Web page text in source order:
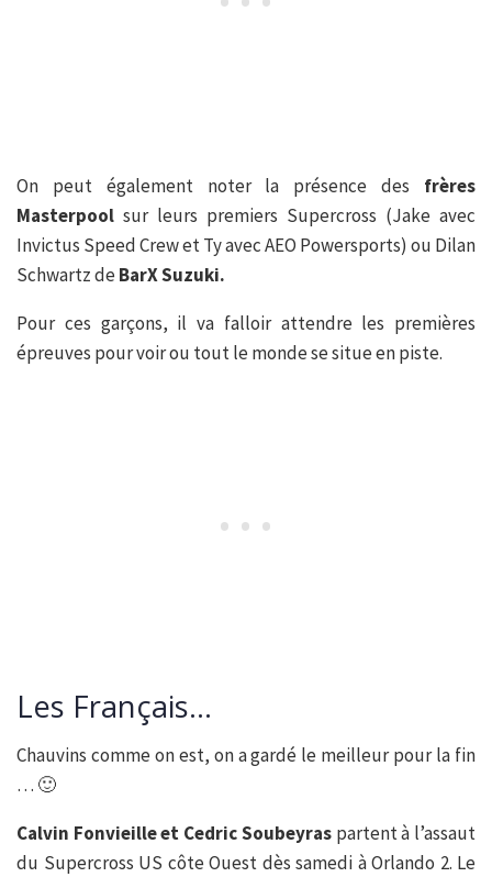
On peut également noter la présence des frères
Masterpool sur leurs premiers Supercross (Jake avec
Invictus Speed Crew et Ty avec AEO Powersports) ou Dilan
Schwartz deBarX Suzuki.
Pour ces garçons, il va falloir attendre les premières
épreuves pour voir ou tout le monde se situe en piste.
Les Français…
Chauvins comme on est, on a gardé le meilleur pour la fin
… 🙂
Calvin Fonvieille et Cedric Soubeyraspartent à l’assaut
du Supercross US côte Ouest dès samedi à Orlando 2. Le